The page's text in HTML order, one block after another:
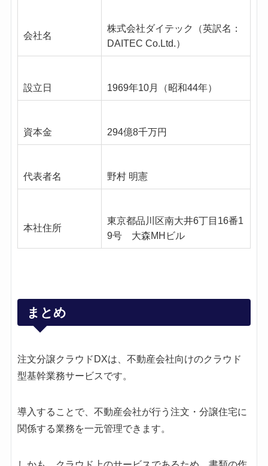
会社名
株式会社ダイテック（英訳名：
DAITEC Co.Ltd.）
設立日 1969年10月（昭和44年）
資本金 294億8千万円
代表者名 野村 明憲
本社住所
東京都品川区南大井6丁目16番1
9号 大森MHビル
まとめ
注文分譲クラウドDXは、不動産会社向けのクラウド
型基幹業務サービスです。
導入することで、不動産会社が行う注文・分譲住宅に
関係する業務を一元管理できます。